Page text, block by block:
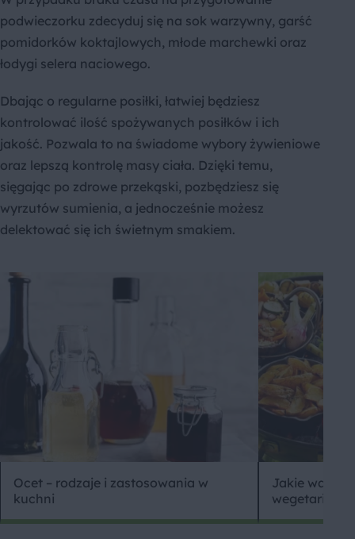
podwieczorku zdecyduj się na sok warzywny, garść
pomidorków koktajlowych, młode marchewki oraz
łodygi selera naciowego.
Dbając o regularne posiłki, łatwiej będziesz
kontrolować ilość spożywanych posiłków i ich
jakość. Pozwala to na świadome wybory żywieniowe
oraz lepszą kontrolę masy ciała. Dzięki temu,
sięgając po zdrowe przekąski, pozbędziesz się
wyrzutów sumienia, a jednocześnie możesz
delektować się ich świetnym smakiem.
Ocet – rodzaje i zastosowania w
kuchni
Jakie